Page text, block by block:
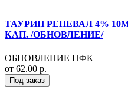
ТАУРИН РЕНЕВАЛ 4%
КАП. /ОБНОВЛЕНИЕ/
ОБНОВЛЕНИЕ ПФК
от 62.00 р.
Под заказ